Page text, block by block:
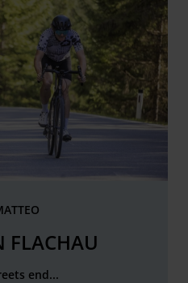
FLACHAU
end...